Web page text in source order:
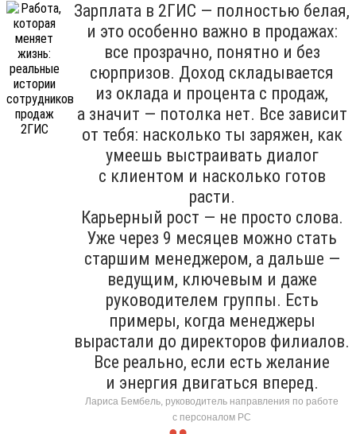
Зарплата в 2ГИС — полностью белая,
и это особенно важно в продажах:
все прозрачно, понятно и без
сюрпризов. Доход складывается
из оклада и процента с продаж,
а значит — потолка нет. Все зависит
от тебя: насколько ты заряжен, как
умеешь выстраивать диалог
с клиентом и насколько готов
расти.
Карьерный рост — не просто слова.
Уже через 9 месяцев можно стать
старшим менеджером, а дальше —
ведущим, ключевым и даже
руководителем группы. Есть
примеры, когда менеджеры
вырастали до директоров филиалов.
Все реально, если есть желание
и энергия двигаться вперед.
Лариса Бембель, руководитель направления по работе
с персоналом РС